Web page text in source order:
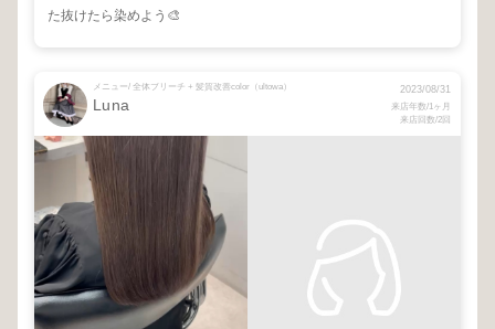
た抜けたら染めよう🎨
メニュー/ 全体ブリーチ + 髪質改善color（ultowa）
Luna
2023/08/31
来店年数/1ヶ月
来店回数/2回